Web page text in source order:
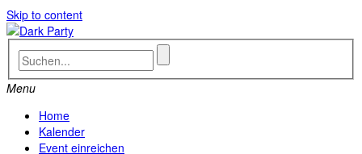
Skip to content
Menu
Home
Kalender
Event einreichen